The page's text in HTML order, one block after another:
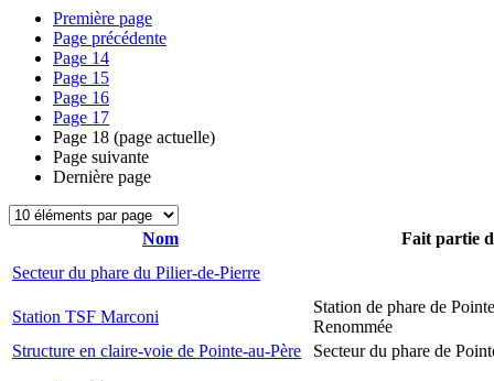
Première page
Page précédente
Page 14
Page 15
Page 16
Page 17
Page 18 (page actuelle)
Page suivante
Dernière page
Nom
Fait partie
Secteur du phare du Pilier-de-Pierre
Station TSF Marconi
Station de phare de
Renommée
Structure en claire-voie de Pointe-au-Père
Secteur du phare de